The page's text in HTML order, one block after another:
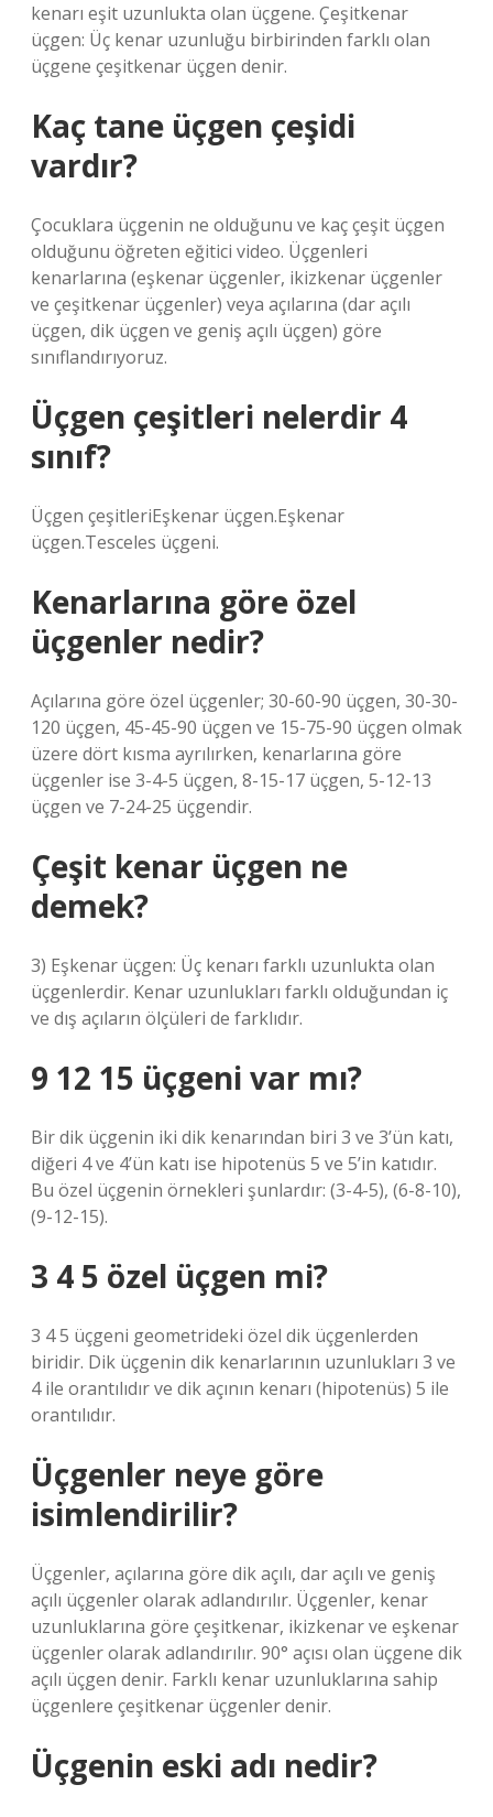
kenarı eşit uzunlukta olan üçgene. Çeşitkenar
üçgen: Üç kenar uzunluğu birbirinden farklı olan
üçgene çeşitkenar üçgen denir.
Kaç tane üçgen çeşidi
vardır?
Çocuklara üçgenin ne olduğunu ve kaç çeşit üçgen
olduğunu öğreten eğitici video. Üçgenleri
kenarlarına (eşkenar üçgenler, ikizkenar üçgenler
ve çeşitkenar üçgenler) veya açılarına (dar açılı
üçgen, dik üçgen ve geniş açılı üçgen) göre
sınıflandırıyoruz.
Üçgen çeşitleri nelerdir 4
sınıf?
Üçgen çeşitleriEşkenar üçgen.Eşkenar
üçgen.Tesceles üçgeni.
Kenarlarına göre özel
üçgenler nedir?
Açılarına göre özel üçgenler; 30-60-90 üçgen, 30-30-
120 üçgen, 45-45-90 üçgen ve 15-75-90 üçgen olmak
üzere dört kısma ayrılırken, kenarlarına göre
üçgenler ise 3-4-5 üçgen, 8-15-17 üçgen, 5-12-13
üçgen ve 7-24-25 üçgendir.
Çeşit kenar üçgen ne
demek?
3) Eşkenar üçgen: Üç kenarı farklı uzunlukta olan
üçgenlerdir. Kenar uzunlukları farklı olduğundan iç
ve dış açıların ölçüleri de farklıdır.
9 12 15 üçgeni var mı?
Bir dik üçgenin iki dik kenarından biri 3 ve 3’ün katı,
diğeri 4 ve 4’ün katı ise hipotenüs 5 ve 5’in katıdır.
Bu özel üçgenin örnekleri şunlardır: (3-4-5), (6-8-10),
(9-12-15).
3 4 5 özel üçgen mi?
3 4 5 üçgeni geometrideki özel dik üçgenlerden
biridir. Dik üçgenin dik kenarlarının uzunlukları 3 ve
4 ile orantılıdır ve dik açının kenarı (hipotenüs) 5 ile
orantılıdır.
Üçgenler neye göre
isimlendirilir?
Üçgenler, açılarına göre dik açılı, dar açılı ve geniş
açılı üçgenler olarak adlandırılır. Üçgenler, kenar
uzunluklarına göre çeşitkenar, ikizkenar ve eşkenar
üçgenler olarak adlandırılır. 90° açısı olan üçgene dik
açılı üçgen denir. Farklı kenar uzunluklarına sahip
üçgenlere çeşitkenar üçgenler denir.
Üçgenin eski adı nedir?